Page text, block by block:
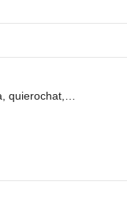
quierochat,…